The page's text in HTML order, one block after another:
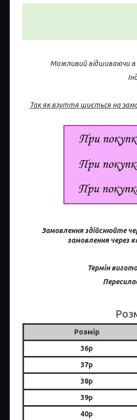
Можливий відшиваючи в
Так як взуття шиється на
Замовлення здійснюйте
замовлення через
Термін
Розмір
36р
37р
38р
39р
40р